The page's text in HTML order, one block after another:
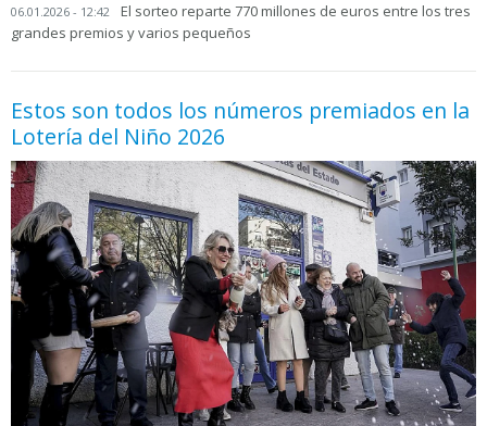
06.01.2026 - 12:42
El sorteo reparte 770 millones de euros entre los tres
grandes premios y varios pequeños
Estos son todos los números premiados en la
Lotería del Niño 2026